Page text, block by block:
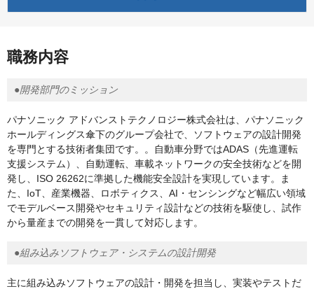
職務内容
●開発部門のミッション
パナソニック アドバンストテクノロジー株式会社は、パナソニック
ホールディングス傘下のグループ会社で、ソフトウェアの設計開発
を専門とする技術者集団です。。自動車分野ではADAS（先進運転
支援システム）、自動運転、車載ネットワークの安全技術などを開
発し、ISO 26262に準拠した機能安全設計を実現しています。ま
た、IoT、産業機器、ロボティクス、AI・センシングなど幅広い領域
でモデルベース開発やセキュリティ設計などの技術を駆使し、試作
から量産までの開発を一貫して対応します。
●組み込みソフトウェア・システムの設計開発
主に組み込みソフトウェアの設計・開発を担当し、実装やテストだ